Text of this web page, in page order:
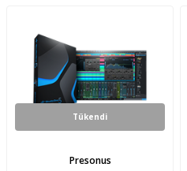
Tükendi
Presonus